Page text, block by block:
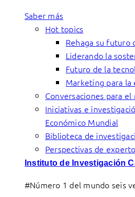
Saber más
Hot topics
Rehaga su futuro
Liderando la
Futuro de la
Marketing para
Conversaciones para el
Iniciativas e
Económico Mundial
Biblioteca de
Perspectivas de
Instituto de Investigación
#Número 1 del mundo seis